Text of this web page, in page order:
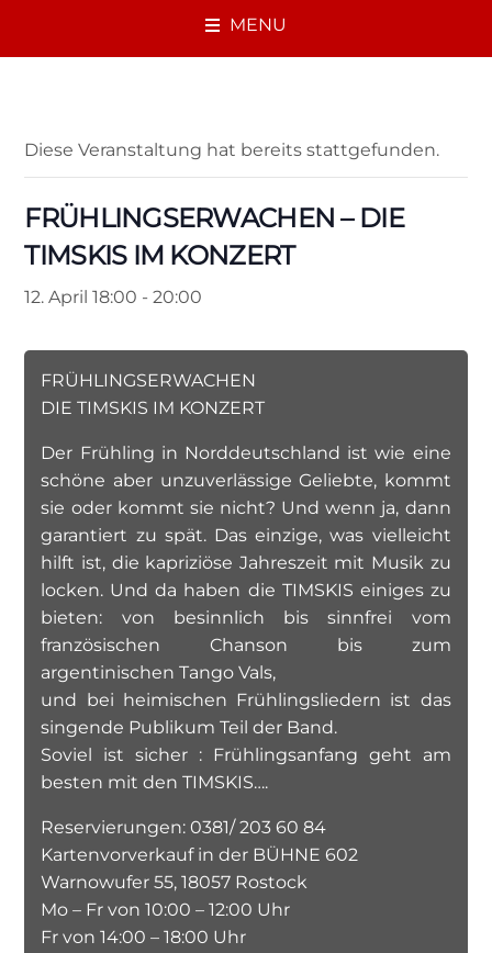
MENU
Diese Veranstaltung hat bereits stattgefunden.
FRÜHLINGSERWACHEN – DIE
TIMSKIS IM KONZERT
12. April 18:00 -20:00
FRÜHLINGSERWACHEN
DIE TIMSKIS IM KONZERT
Der Frühling in Norddeutschland ist wie eine
schöne aber unzuverlässige Geliebte, kommt
sie oder kommt sie nicht? Und wenn ja, dann
garantiert zu spät. Das einzige, was vielleicht
hilft ist, die kapriziöse Jahreszeit mit Musik zu
locken. Und da haben die TIMSKIS einiges zu
bieten: von besinnlich bis sinnfrei vom
französischen Chanson bis zum
argentinischen Tango Vals,
und bei heimischen Frühlingsliedern ist das
singende Publikum Teil der Band.
Soviel ist sicher : Frühlingsanfang geht am
besten mit den TIMSKIS….
Reservierungen: 0381/ 203 60 84
Kartenvorverkauf in der BÜHNE 602
Warnowufer 55, 18057 Rostock
Mo – Fr von 10:00 – 12:00 Uhr
Fr von 14:00 – 18:00 Uhr